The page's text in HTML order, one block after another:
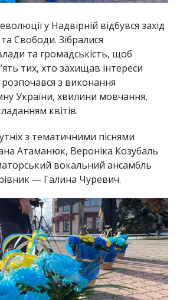
у Надвірній відбувся захід
Свободи. Зібралися
та громадськість, щоб
тих, хто захищав інтереси
розпочався з виконання
України, хвилини мовчання,
квітів.
з тематичними піснями
Атаманюк, Вероніка Козубаль
вокальний ансамбль
— Галина Чуревич.